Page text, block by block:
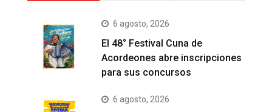
6 agosto, 2026
El 48° Festival Cuna de
Acordeones abre inscripciones
para sus concursos
6 agosto, 2026